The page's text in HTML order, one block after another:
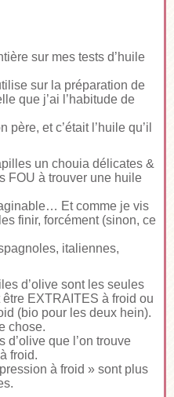
sur mes tests d’huile
sur la préparation de
que j’ai l’habitude de
et c’était l’huile qu’il
un chouia délicates &
FOU à trouver une huile
Et comme je vis
finir, forcément (sinon, ce
italiennes,
d’olive sont les seules
EXTRAITES à froid ou
(bio pour les deux hein).
chose.
d’olive que l’on trouve
froid.
à froid » sont plus